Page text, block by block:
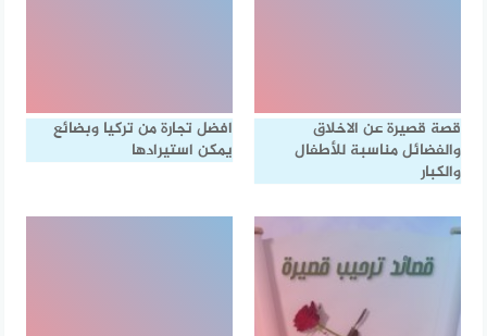
قصة قصيرة عن الاخلاق
والفضائل مناسبة للأطفال
والكبار
افضل تجارة من تركيا وبضائع
يمكن استيرادها